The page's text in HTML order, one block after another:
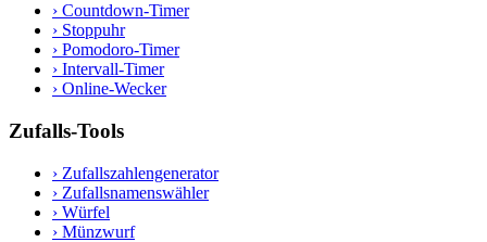
› Countdown-Timer
› Stoppuhr
› Pomodoro-Timer
› Intervall-Timer
› Online-Wecker
Zufalls-Tools
› Zufallszahlengenerator
› Zufallsnamenswähler
› Würfel
› Münzwurf